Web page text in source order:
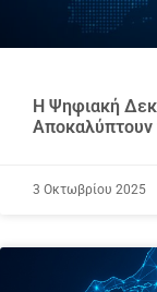
Η Ψηφιακή
Αποκαλύπτουν
3 Οκτωβρίου 2025